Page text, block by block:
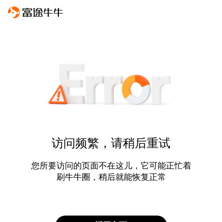
访问频繁，请稍后重试
您所要访问的页面不在这儿，它可能正忙着
刷牛牛圈，稍后就能恢复正常